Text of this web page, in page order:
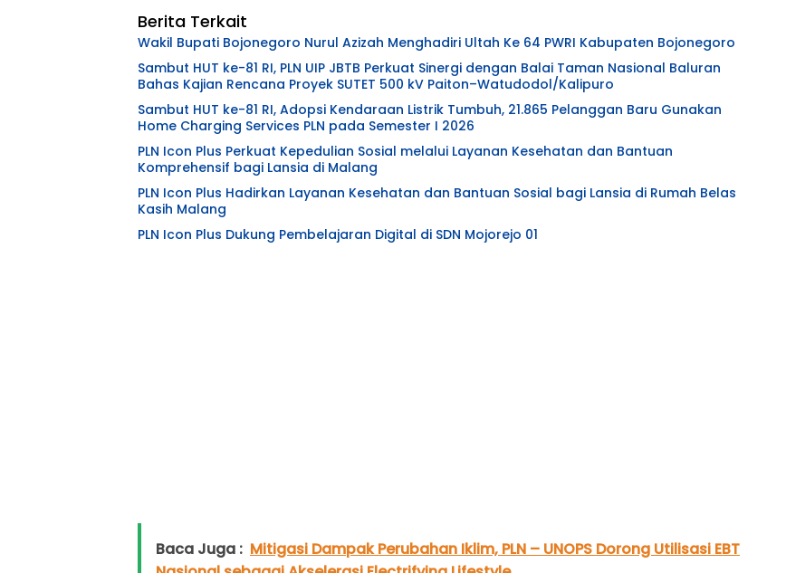
Berita Terkait
Wakil Bupati Bojonegoro Nurul Azizah Menghadiri Ultah Ke 64 PWRI Kabupaten Bojonegoro
Sambut HUT ke-81 RI, PLN UIP JBTB Perkuat Sinergi dengan Balai Taman Nasional Baluran
Bahas Kajian Rencana Proyek SUTET 500 kV Paiton–Watudodol/Kalipuro
Sambut HUT ke-81 RI, Adopsi Kendaraan Listrik Tumbuh, 21.865 Pelanggan Baru Gunakan
Home Charging Services PLN pada Semester I 2026
PLN Icon Plus Perkuat Kepedulian Sosial melalui Layanan Kesehatan dan Bantuan
Komprehensif bagi Lansia di Malang
PLN Icon Plus Hadirkan Layanan Kesehatan dan Bantuan Sosial bagi Lansia di Rumah Belas
Kasih Malang
PLN Icon Plus Dukung Pembelajaran Digital di SDN Mojorejo 01
Baca Juga : Mitigasi Dampak Perubahan Iklim, PLN – UNOPS Dorong Utilisasi EBT